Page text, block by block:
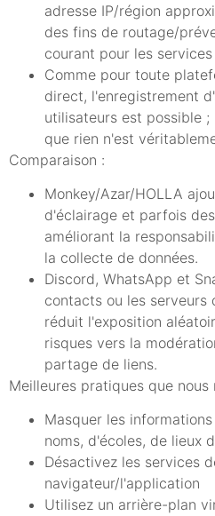
adresse IP/région
des fins de routage/
courant pour les
Comme pour toute
direct, l'enregistrement
utilisateurs est possible
que rien n'est
Comparaison :
Monkey/Azar/HOLLA
d'éclairage et parfois
améliorant la
la collecte de données.
Discord, WhatsApp et
contacts ou les serveurs
réduit l'exposition
risques vers la
partage de liens.
Meilleures pratiques que nous
Masquer les
noms, d'écoles, de lieux
Désactivez les services
navigateur/l'application
Utilisez un arrière-plan